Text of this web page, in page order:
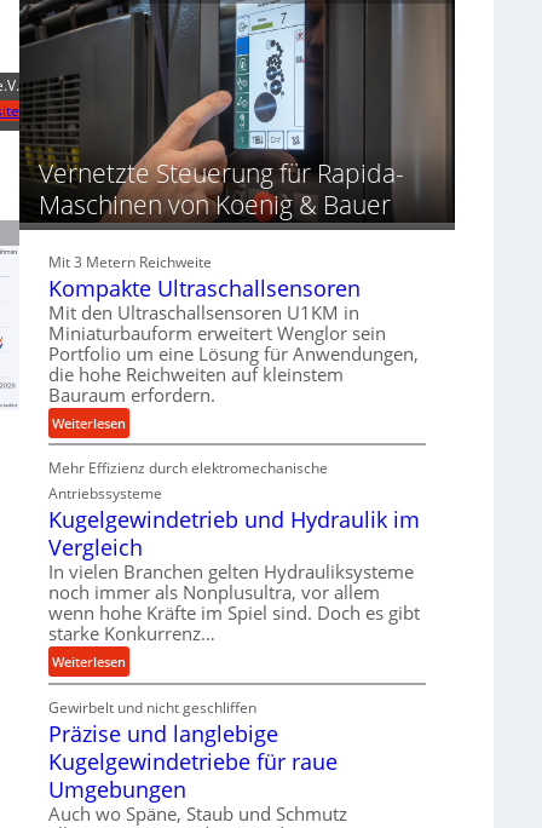
r
o
d
f
ü
r
d
i
P
r
o
d
u
k
t
i
n
i
n
d
e
n
M
i
t
e
l
s
t
n
d
Vernetzte Steuerung für Rapida-
Maschinen von Koenig & Bauer
Mit 3 Metern Reichweite
Kompakte Ultraschallsensoren
Mit den Ultraschallsensoren U1KM in
Miniaturbauform erweitert Wenglor sein
Portfolio um eine Lösung für Anwendungen,
die hohe Reichweiten auf kleinstem
Bauraum erfordern.
Weiterlesen:
K
o
m
p
a
k
t
e
U
l
t
s
c
h
a
Mehr Effizienz durch elektromechanische
Antriebssysteme
Kugelgewindetrieb und Hydraulik im
Vergleich
In vielen Branchen gelten Hydrauliksysteme
noch immer als Nonplusultra, vor allem
wenn hohe Kräfte im Spiel sind. Doch es gibt
starke Konkurrenz…
Weiterlesen:
K
u
g
l
g
e
Gewirbelt und nicht geschliffen
Präzise und langlebige
Kugelgewindetriebe für raue
Umgebungen
Auch wo Späne, Staub und Schmutz